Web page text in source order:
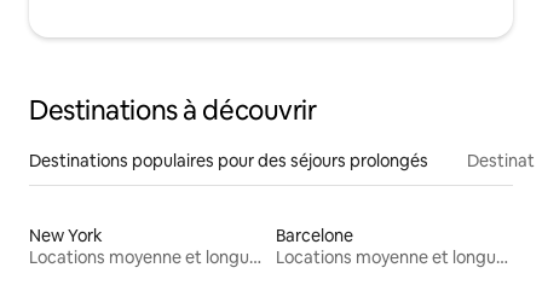
Destinations à découvrir
Destinations populaires pour des séjours prolongés
New York
Locations moyenne et longue durée
Barcelone
Locations moyenne et longue durée